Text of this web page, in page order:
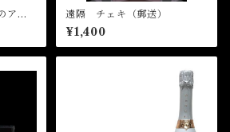
アス
遠隔 チェキ（郵送）
¥1,400